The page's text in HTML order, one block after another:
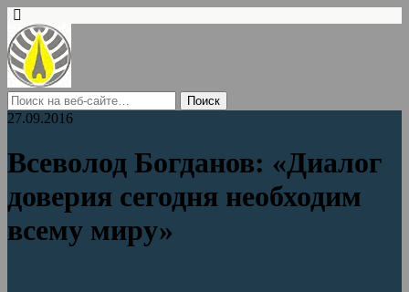
27.09.2016
Всеволод Богданов: «Диалог
доверия сегодня необходим
всему миру»